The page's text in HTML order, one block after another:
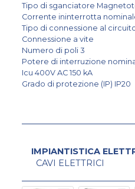
Tipo di sganciatore
Corrente ininterrotta
Tipo di connessione al
Connessione a vite
Numero di poli 3
Potere di interruzione
Icu 400V AC 150 kA
Grado di protezione (IP) IP20
IMPIANTISTICA
CAVI ELETTRICI